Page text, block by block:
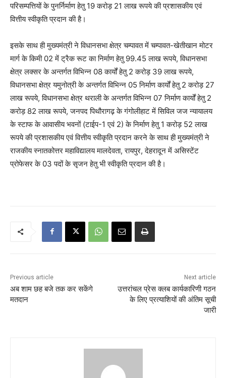
परिसम्पत्तियों के पुनर्निर्माण हेतु 19 करोड़ 21 लाख रूपये की प्रशासकीय एवं
वित्तीय स्वीकृति प्रदान की है।
इसके साथ ही मुख्यमंत्री ने विधानसभा क्षेत्र चम्पावत में चम्पावत-खेतीखान मोटर
मार्ग के किमी 02 में ट्रैक रूट का निर्माण हेतु 99.45 लाख रूपये, विधानसभा
क्षेत्र लक्सर के अन्तर्गत विभिन्न 08 कार्यों हेतु 2 करोड़ 39 लाख रूपये,
विधानसभा क्षेत्र यमुनोत्री के अन्तर्गत विभिन्न 05 निर्माण कार्यों हेतु 2 करोड़ 27
लाख रूपये, विधानसभा क्षेत्र थराली के अन्तर्गत विभिन्न 07 निर्माण कार्यों हेतु 2
करोड़ 82 लाख रूपये, जनपद पिथौरागढ़ के गंगोलीहाट में सिविल जज न्यायालय
के स्टाफ के आवासीय भवनों (टाईप-1 एवं 2) के निर्माण हेतु 1 करोड़ 52 लाख
रूपये की प्रशासकीय एवं वित्तीय स्वीकृति प्रदान करने के साथ ही मुख्यमंत्री ने
राजकीय स्नातकोत्तर महाविद्यालय मालदेवता, रायपुर, देहरादून में असिस्टेंट
प्रोफेसर के 03 पदों के सृजन हेतु भी स्वीकृति प्रदान की है।
Previous article
अब शाम छह बजे तक कर सकेंगे
मतदान
Next article
उत्तरांचल प्रेस क्लब कार्यकारिणी गठन
के लिए प्रत्याशियों की अंतिम सूची
जारी